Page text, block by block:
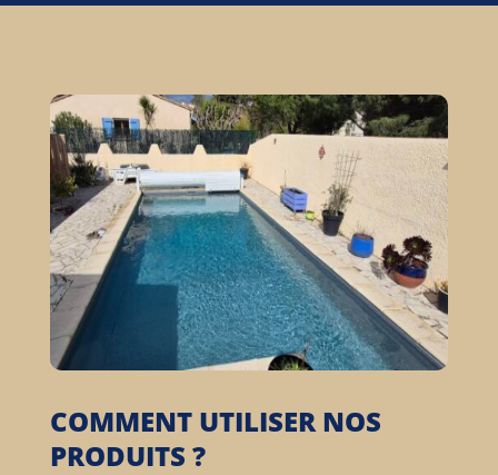
COMMENT UTILISER NOS
PRODUITS ?